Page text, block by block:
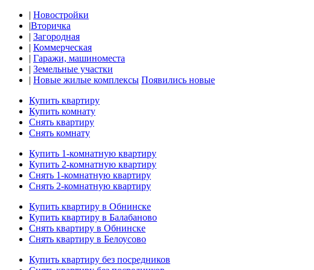
| Новостройки
|Вторичка
| Загородная
| Коммерческая
| Гаражи, машиноместа
| Земельные участки
| Новые жилые комплексы Появились новые
Купить квартиру
Купить комнату
Снять квартиру
Снять комнату
Купить 1-комнатную квартиру
Купить 2-комнатную квартиру
Снять 1-комнатную квартиру
Снять 2-комнатную квартиру
Купить квартиру в Обнинске
Купить квартиру в Балабаново
Снять квартиру в Обнинске
Снять квартиру в Белоусово
Купить квартиру без посредников